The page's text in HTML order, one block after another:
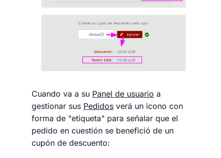
Cuando va a su Panel de usuario a
gestionar sus Pedidos verá un icono con
forma de "etiqueta" para señalar que el
pedido en cuestión se benefició de un
cupón de descuento: